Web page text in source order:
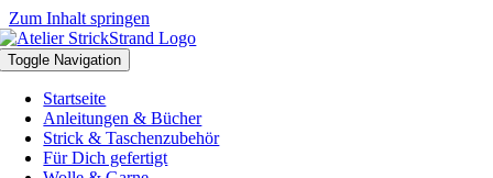
Zum Inhalt springen
Toggle Navigation
Startseite
Anleitungen & Bücher
Strick & Taschenzubehör
Für Dich gefertigt